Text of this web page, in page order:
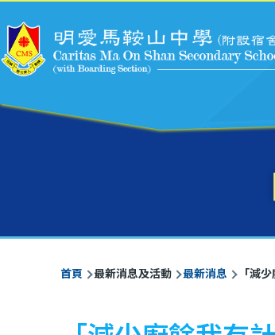
導
航
連
首頁 最新消息及活動 最新消息 「減少